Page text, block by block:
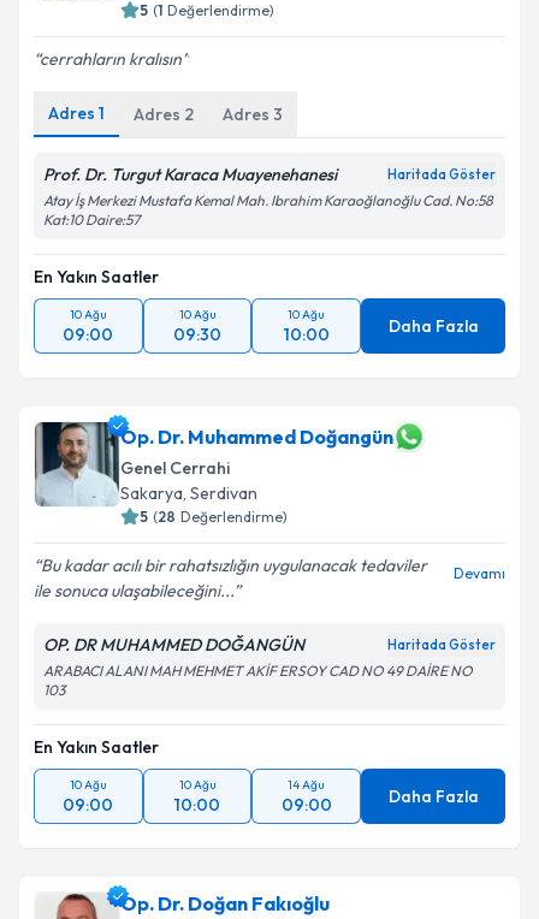
5 (1 Değerlendirme)
cerrahların kralısın
Adres 1 Adres 2 Adres 3
Prof. Dr. Turgut Karaca Muayenehanesi Haritada Göster
Atay İş Merkezi Mustafa Kemal Mah. Ibrahim Karaoğlanoğlu Cad. No:58
Kat:10 Daire:57
En Yakın Saatler
10 Ağu
09:00
10 Ağu
09:30
10 Ağu
10:00 Daha Fazla
Op. Dr. Muhammed Doğangün
Genel Cerrahi
Sakarya, Serdivan
5 (28 Değerlendirme)
Bu kadar acılı bir rahatsızlığın uygulanacak tedaviler
ile sonuca ulaşabileceğini...
Devamı
OP. DR MUHAMMED DOĞANGÜN Haritada Göster
ARABACI ALANI MAH MEHMET AKİF ERSOY CAD NO 49 DAİRE NO
103
En Yakın Saatler
10 Ağu
09:00
10 Ağu
10:00
14 Ağu
09:00 Daha Fazla
Op. Dr. Doğan Fakıoğlu